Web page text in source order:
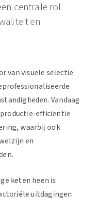
centrale rol
en
van visuele selectie
Vandaag
efficiëntie
waarbij ook
en
keten heen is
uitdagingen